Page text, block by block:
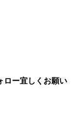
ロー宜しくお願い